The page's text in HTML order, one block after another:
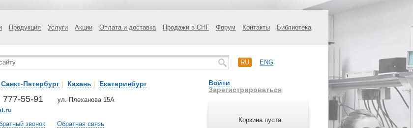
Продукция Услуги Акции Оплата и доставка Продажи в СНГ Форум Контакты Библиотека
RU ENG
Санкт-Петербург | Казань | Екатеринбург
777-55-91 ул. Плеханова 15А
звонок Обратная связь
Войти
Зарегистрироваться
Корзина пуста